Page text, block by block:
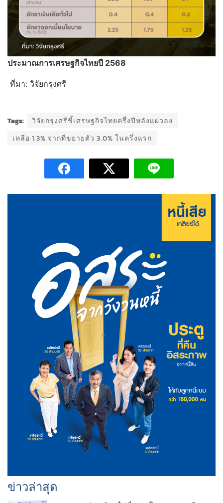
ประมาณการเศรษฐกิจไทยปี 2568
ที่มา: วิจัยกรุงศรี
Tags:
วิจัยกรุงศรีชี้เศรษฐกิจไทยครึ่งปีหลังแผ่วลง
เหลือ 1.3% จากที่ขยายตัว 3.0% ในครึ่งแรก
ข่าวล่าสุด